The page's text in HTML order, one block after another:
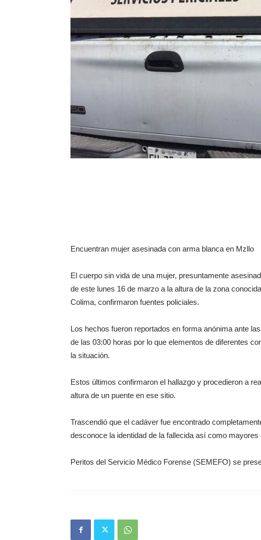
Encuentran mujer asesinada con arma blanca en Mzllo
El cuerpo sin vida de una mujer, presuntamente
de este lunes 16 de marzo a la altura de la zona
Colima, confirmaron fuentes policiales.
Los hechos fueron reportados en forma anónima ante
de las 03:00 horas por lo que elementos de diferentes
la situación.
Estos últimos confirmaron el hallazgo y procedieron a
altura de un puente en ese sitio.
Trascendió que el cadáver fue encontrado
desconoce la identidad de la fallecida así como mayores
Peritos del Servicio Médico Forense (SEMEFO) se